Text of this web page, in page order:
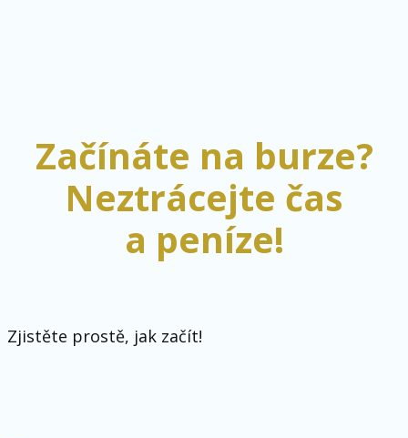
Začínáte na burze?
Neztrácejte čas
a peníze!
Zjistěte prostě, jak začít!